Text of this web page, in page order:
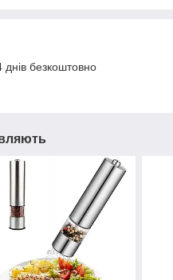
безкоштовно